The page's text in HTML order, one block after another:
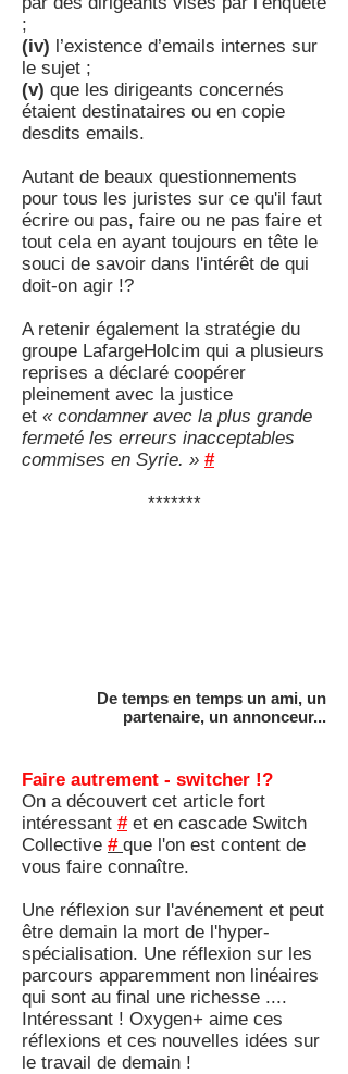
;
(iv) l’existence d’emails internes sur
le sujet ;
(v) que les dirigeants concernés
étaient destinataires ou en copie
desdits emails.
Autant de beaux questionnements
pour tous les juristes sur ce qu'il faut
écrire ou pas, faire ou ne pas faire et
tout cela en ayant toujours en tête le
souci de savoir dans l'intérêt de qui
doit-on agir !?
A retenir également la stratégie du
groupe LafargeHolcim qui a plusieurs
reprises a déclaré coopérer
pleinement avec la justice
et « condamner avec la plus grande
fermeté les erreurs inacceptables
commises en Syrie. » #
*******
De temps en temps un ami, un
partenaire, un annonceur...
Faire autrement - switcher !?
On a découvert cet article fort
intéressant #et en cascade Switch
Collective # que l'on est content de
vous faire connaître.
Une réflexion sur l'avénement et peut
être demain la mort de l'hyper-
spécialisation. Une réflexion sur les
parcours apparemment non linéaires
qui sont au final une richesse ....
Intéressant ! Oxygen+ aime ces
réflexions et ces nouvelles idées sur
le travail de demain !